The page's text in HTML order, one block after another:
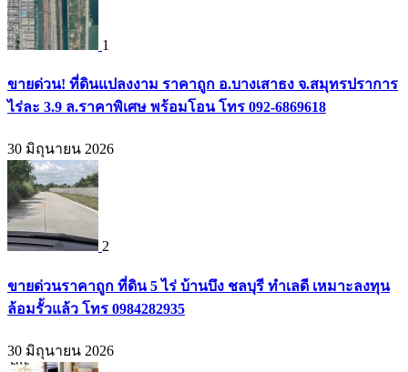
1
ขายด่วน! ที่ดินแปลงงาม ราคาถูก อ.บางเสาธง จ.สมุทรปราการ
ไร่ละ 3.9 ล.ราคาพิเศษ พร้อมโอน โทร 092-6869618
30 มิถุนายน 2026
2
ขายด่วนราคาถูก ที่ดิน 5 ไร่ บ้านบึง ชลบุรี ทำเลดี เหมาะลงทุน
ล้อมรั้วแล้ว โทร 0984282935
30 มิถุนายน 2026